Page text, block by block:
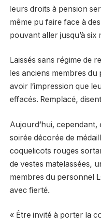
leurs droits à pension
même pu faire face à
pouvant aller jusqu’à six
Laissés sans régime de
les anciens membres
avoir l’impression que
effacés. Remplacé,
Aujourd’hui, cependant,
soirée décorée de
coquelicots rouges
de vestes matelassées,
membres du personnel
avec fierté.
« Être invité à porter la